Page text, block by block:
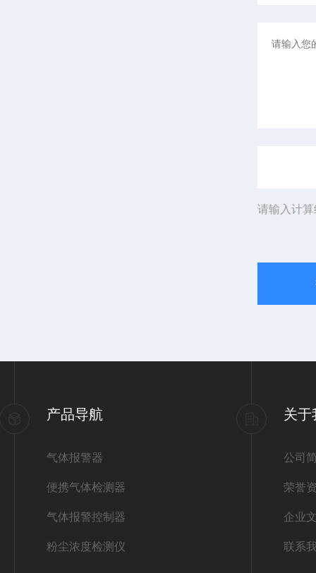
请输入计
产品导航
气体报警器
便携气体检测器
气体报警控制器
粉尘浓度检测仪
关于
公司
荣誉
企业
联系